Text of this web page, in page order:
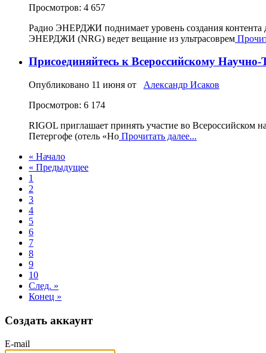
Просмотров: 4 657
Радио ЭНЕРДЖИ поднимает уровень создания
ЭНЕРДЖИ (NRG) ведет вещание из ультрасоврем
Присоединяйтесь к Всероссийскому
Опубликовано 11 июня от Александр Исаков
Просмотров: 6 174
RIGOL приглашает принять участие во Всероссийском
Петергофе (отель «Но Прочитать далее...
« Начало
« Предыдущее
1
2
3
4
5
6
7
8
9
10
След. »
Конец »
Создать аккаунт
E-mail